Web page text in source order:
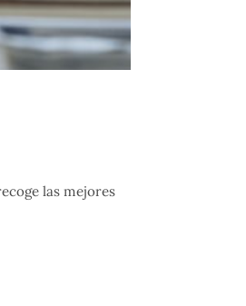
las mejores